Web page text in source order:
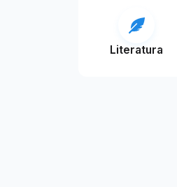
Literatura